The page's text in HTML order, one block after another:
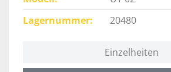
Lagernummer
20480
Einzelheiten